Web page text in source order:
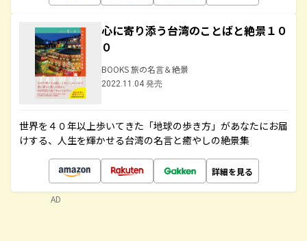
心に寄り添う台湾のことばと絶景１０
０
BOOKS 旅の名言＆絶景
2022.11.04 発売
世界を４０年以上歩いてきた「地球の歩き方」があなたにお届
けする、人生を輝かせる台湾の名言と癒やしの絶景集
詳細を見る
AD